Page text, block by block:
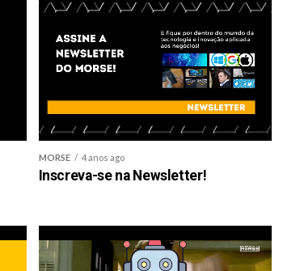
MORSE 4 anos ago
Inscreva-se na Newsletter!